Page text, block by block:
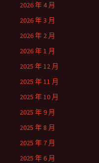
2026 年 4 月
2026 年 3 月
2026 年 2 月
2026 年 1 月
2025 年 12 月
2025 年 11 月
2025 年 10 月
2025 年 9 月
2025 年 8 月
2025 年 7 月
2025 年 6 月